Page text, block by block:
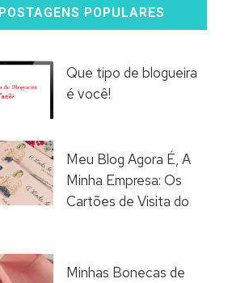
POSTAGENS POPULARES
Que tipo de blogueira
é você!
Meu Blog Agora É, A
Minha Empresa: Os
Cartões de Visita do
Minhas Bonecas de